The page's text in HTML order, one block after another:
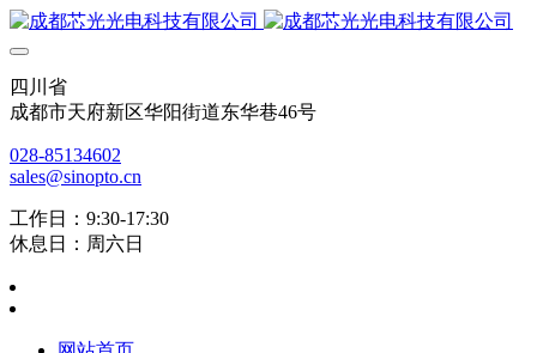
四川省
成都市天府新区华阳街道东华巷46号
028-85134602
sales@sinopto.cn
工作日：9:30-17:30
休息日：周六日